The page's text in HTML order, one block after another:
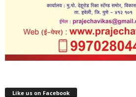
Like us on Facebook